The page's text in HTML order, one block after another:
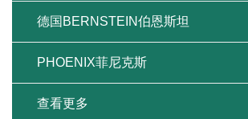
德国BERNSTEIN伯恩斯坦
PHOENIX菲尼克斯
查看更多